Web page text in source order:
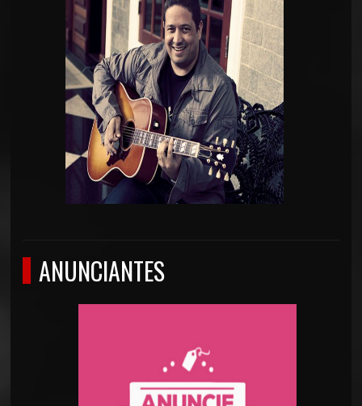
ANUNCIANTES